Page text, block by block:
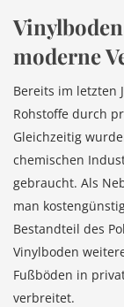
moderne
Bereits im letzten
Rohstoffe durch
Gleichzeitig
chemischen
gebraucht. Als
man
Bestandteil des
Vinylboden
Fußböden in
verbreitet.